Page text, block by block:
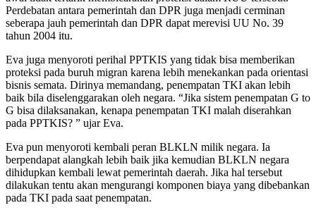
Perdebatan antara pemerintah dan DPR juga menjadi cerminan
seberapa jauh pemerintah dan DPR dapat merevisi UU No. 39
tahun 2004 itu.
Eva juga menyoroti perihal PPTKIS yang tidak bisa memberikan
proteksi pada buruh migran karena lebih menekankan pada orientasi
bisnis semata. Dirinya memandang, penempatan TKI akan lebih
baik bila diselenggarakan oleh negara. “Jika sistem penempatan G to
G bisa dilaksanakan, kenapa penempatan TKI malah diserahkan
pada PPTKIS? ” ujar Eva.
Eva pun menyoroti kembali peran BLKLN milik negara. Ia
berpendapat alangkah lebih baik jika kemudian BLKLN negara
dihidupkan kembali lewat pemerintah daerah. Jika hal tersebut
dilakukan tentu akan mengurangi komponen biaya yang dibebankan
pada TKI pada saat penempatan.